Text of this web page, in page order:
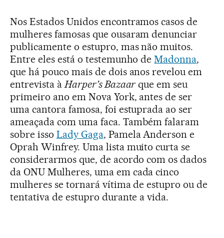
Nos Estados Unidos encontramos casos de
mulheres famosas que ousaram denunciar
publicamente o estupro, mas não muitos.
Entre eles está o testemunho deMadonna,
que há pouco mais de dois anos revelou em
entrevista àHarper’s Bazaar que em seu
primeiro ano em Nova York, antes de ser
uma cantora famosa, foi estuprada ao ser
ameaçada com uma faca. Também falaram
sobre isso Lady Gaga, Pamela Anderson e
Oprah Winfrey. Uma lista muito curta se
considerarmos que, de acordo com os dados
da ONU Mulheres, uma em cada cinco
mulheres se tornará vítima de estupro ou de
tentativa de estupro durante a vida.